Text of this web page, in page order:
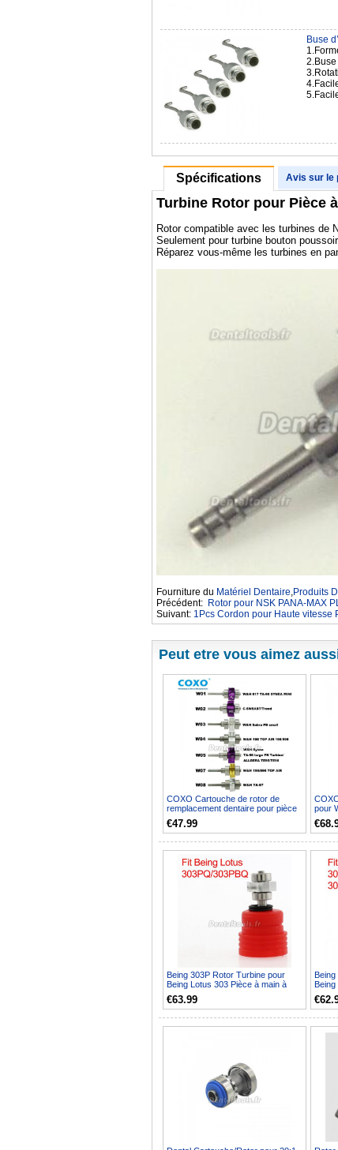
Buse
Spécifications Avis sur le
Turbine Rotor pour Pièce
Rotor compatible avec les turbines de
Seulement pour turbine bouton
Réparez vous-même les turbines en
Fourniture du Matériel Dentaire,Produits
Précédent: Rotor pour NSK PANA-MAX
Suivant: 1Pcs Cordon pour Haute
Peut etre vous aimez
COXO Cartouche de rotor de
remplacement dentaire pour pièce
à main de turbine W&...
€47.99
pour
Being 303P Rotor Turbine pour
Being Lotus 303 Pièce à main à
Couple
€63.99
Being
Being
de